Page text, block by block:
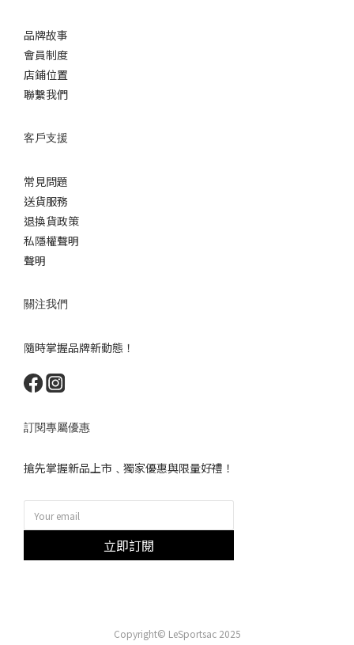
品牌故事
會員制度
店鋪位置
聯繫我們
客戶支援
常見問題
送貨服務
退換貨政策
私隱權聲明
聲明
關注我們
隨時掌握品牌新動態！
訂閱專屬優惠
搶先掌握新品上市﹑獨家優惠與限量好禮！
立即訂閱
Copyright© LeSportsac 2025